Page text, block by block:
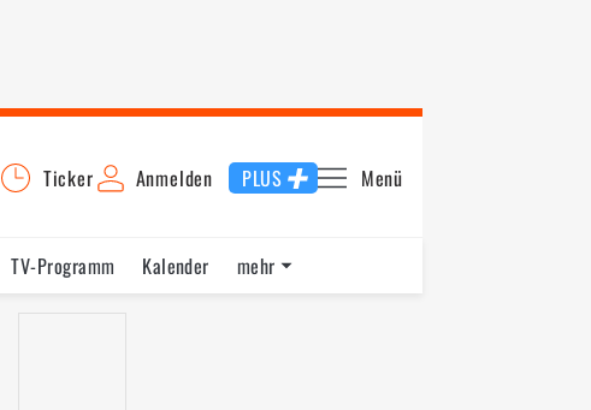
Ticker Anmelden PLUS Menü
TV-Programm
Kalender
mehr